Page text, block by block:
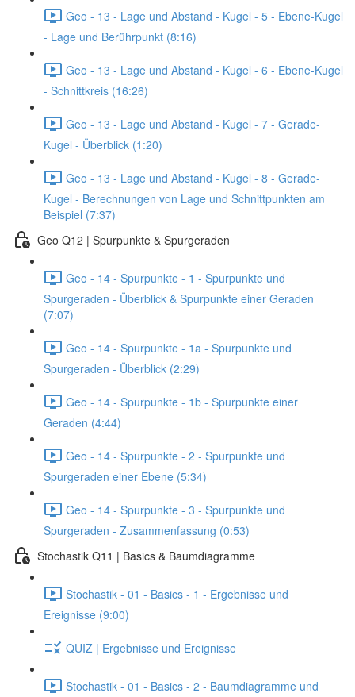
Geo - 13 - Lage und Abstand - Kugel - 5 - Ebene-Kugel
- Lage und Berührpunkt (8:16)
Geo - 13 - Lage und Abstand - Kugel - 6 - Ebene-Kugel
- Schnittkreis (16:26)
Geo - 13 - Lage und Abstand - Kugel - 7 - Gerade-
Kugel - Überblick (1:20)
Geo - 13 - Lage und Abstand - Kugel - 8 - Gerade-
Kugel - Berechnungen von Lage und Schnittpunkten am
Beispiel (7:37)
Geo Q12 | Spurpunkte & Spurgeraden
Geo - 14 - Spurpunkte - 1 - Spurpunkte und
Spurgeraden - Überblick & Spurpunkte einer Geraden
(7:07)
Geo - 14 - Spurpunkte - 1a - Spurpunkte und
Spurgeraden - Überblick (2:29)
Geo - 14 - Spurpunkte - 1b - Spurpunkte einer
Geraden (4:44)
Geo - 14 - Spurpunkte - 2 - Spurpunkte und
Spurgeraden einer Ebene (5:34)
Geo - 14 - Spurpunkte - 3 - Spurpunkte und
Spurgeraden - Zusammenfassung (0:53)
Stochastik Q11 | Basics & Baumdiagramme
Stochastik - 01 - Basics - 1 - Ergebnisse und
Ereignisse (9:00)
QUIZ | Ergebnisse und Ereignisse
Stochastik - 01 - Basics - 2 - Baumdiagramme und